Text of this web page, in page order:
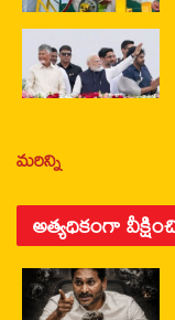
మరిన్ని
అత్యధికంగా